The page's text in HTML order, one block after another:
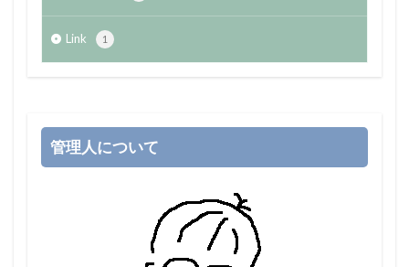
Link 1
管理人について